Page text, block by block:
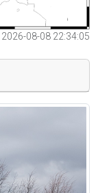
08-08 22:34:05